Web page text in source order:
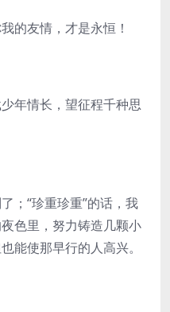
的友情，才是永恒！
年情长，望征程千种思
；“珍重珍重”的话，我
色里，努力铸造几颗小
能使那早行的人高兴。